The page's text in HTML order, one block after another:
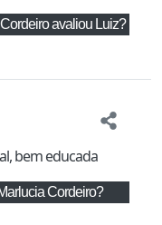
avaliou Luiz?
bem educada
Cordeiro?